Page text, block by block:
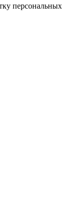
персональных